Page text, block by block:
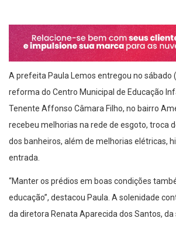
A prefeita Paula Lemos entregou no sábado
reforma do Centro Municipal de Educação
Tenente Affonso Câmara Filho, no bairro
recebeu melhorias na rede de esgoto, troca
dos banheiros, além de melhorias elétricas,
entrada.
“Manter os prédios em boas condições
educação”, destacou Paula. A solenidade
da diretora Renata Aparecida dos Santos,